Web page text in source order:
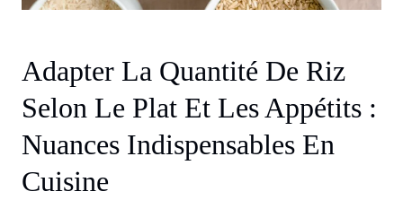
Adapter La Quantité De Riz
Selon Le Plat Et Les Appétits :
Nuances Indispensables En
Cuisine